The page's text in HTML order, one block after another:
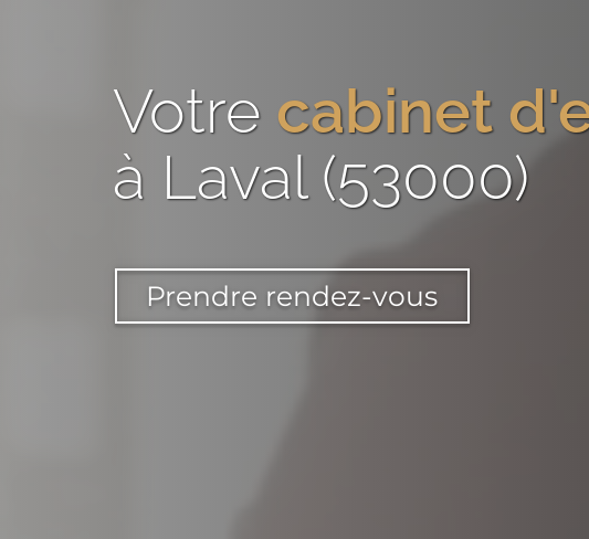
Votre cabinet
à Laval (53000)
Prendre rendez-vous